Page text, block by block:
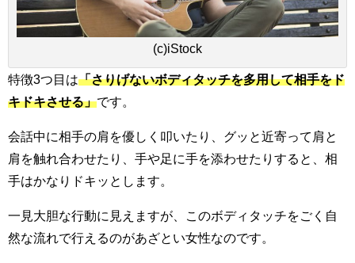
(c)iStock
特徴3つ目は「さりげないボディタッチを多用して相手をド
キドキさせる」です。
会話中に相手の肩を優しく叩いたり、グッと近寄って肩と
肩を触れ合わせたり、手や足に手を添わせたりすると、相
手はかなりドキッとします。
一見大胆な行動に見えますが、このボディタッチをごく自
然な流れで行えるのがあざとい女性なのです。